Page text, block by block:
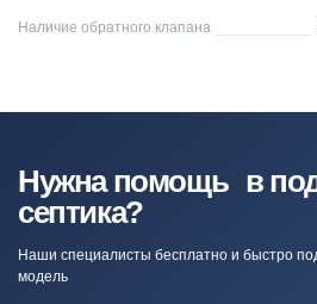
Наличие обратного клапана
Нужна помощь в
септика?
Наши специалисты бесплатно и быстро
модель